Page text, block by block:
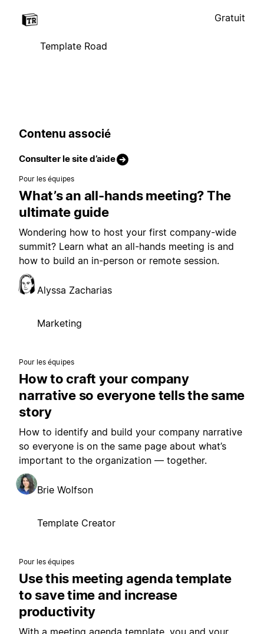
Template Road
Gratuit
Contenu associé
Consulter le site d’aide
Pour les équipes
What’s an all-hands meeting? The
ultimate guide
Wondering how to host your first company-wide
summit? Learn what an all-hands meeting is and
how to build an in-person or remote session.
Alyssa Zacharias
Marketing
Pour les équipes
How to craft your company
narrative so everyone tells the same
story
How to identify and build your company narrative
so everyone is on the same page about what’s
important to the organization — together.
Brie Wolfson
Template Creator
Pour les équipes
Use this meeting agenda template
to save time and increase
productivity